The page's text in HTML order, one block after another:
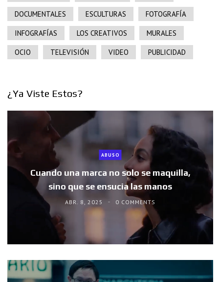
DOCUMENTALES ESCULTURAS FOTOGRAFÍA
INFOGRAFÍAS LOS CREATIVOS MURALES
OCIO TELEVISIÓN VIDEO PUBLICIDAD
¿Ya Viste Estos?
ABUSO
Cuando una marca no solo se maquilla,
sino que se ensucia las manos
ABR. 8, 2025 0 COMMENTS